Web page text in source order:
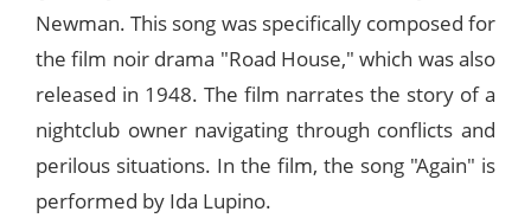
Newman. This song was specifically composed for
the film noir drama "Road House," which was also
released in 1948. The film narrates the story of a
nightclub owner navigating through conflicts and
perilous situations. In the film, the song "Again" is
performed by Ida Lupino.